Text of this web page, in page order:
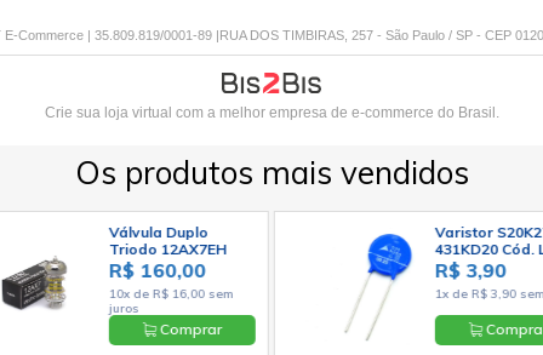
E-Commerce | 35.809.819/0001-89 |RUA DOS TIMBIRAS, 257 - São Paulo / SP - CEP
Crie sua loja virtual com a melhor empresa de e-commerce do Brasil.
Os produtos mais vendidos
Válvula Duplo
Triodo 12AX7EH
ECC83 7025 -
Electro-Harmonix
R$ 160,00
10x de R$ 16,00 sem
juros
Comprar
Varistor
431KD20 Cód.
1371
R$ 3,90
1x de R$ 3,90